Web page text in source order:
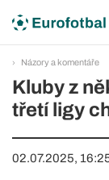
Názory a komentáře
Kluby z
třetí ligy
02.07.2025,